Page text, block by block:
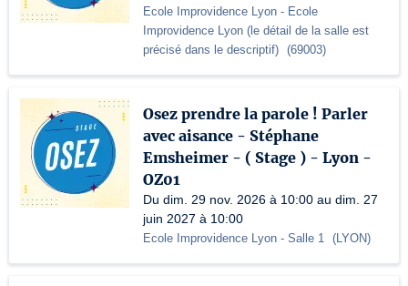
Ecole Improvidence Lyon - Ecole
Improvidence Lyon (le détail de la salle est
précisé dans le descriptif) (69003)
Osez prendre la parole ! Parler
avec aisance - Stéphane
Emsheimer - ( Stage ) - Lyon -
OZ01
Du dim. 29 nov. 2026 à 10:00 au dim. 27
juin 2027 à 10:00
Ecole Improvidence Lyon - Salle 1 (LYON)